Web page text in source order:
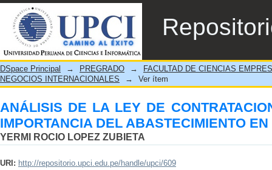
ANÁLISIS DE LA LEY DE
ABASTECIMIENTO EN EL SECTOR
DSpace Principal → PREGRADO →
FACULTAD DE CIENCIAS
NEGOCIOS INTERNACIONALES
→ Ver ítem
ANÁLISIS DE LA LEY DE
IMPORTANCIA DEL ABASTECIMIENTO
YERMI ROCIO LOPEZ ZUBIETA
URI: http://repositorio.upci.edu.pe/handle/upci/609